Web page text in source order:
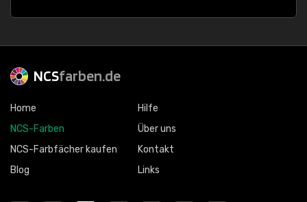
NCSfarben.de
Home
NCS-Farben
NCS-Farbfächer kaufen
Blog
Hilfe
Über uns
Kontakt
Links